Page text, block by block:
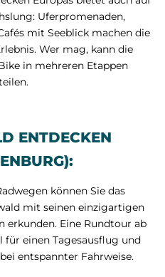
Uferpromenaden,
mit Seeblick machen die
Wer mag, kann die
in mehreren Etappen
ENTDECKEN
können Sie das
mit seinen einzigartigen
erkunden. Eine Rundtour ab
einen Tagesausflug und
entspannter Fahrweise.